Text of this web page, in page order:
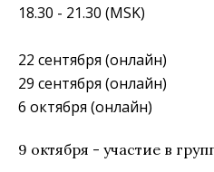
18.30 - 21.30 (MSK)
22 сентября (онлайн)
29 сентября (онлайн)
6 октября (онлайн)
9 октября - участие в